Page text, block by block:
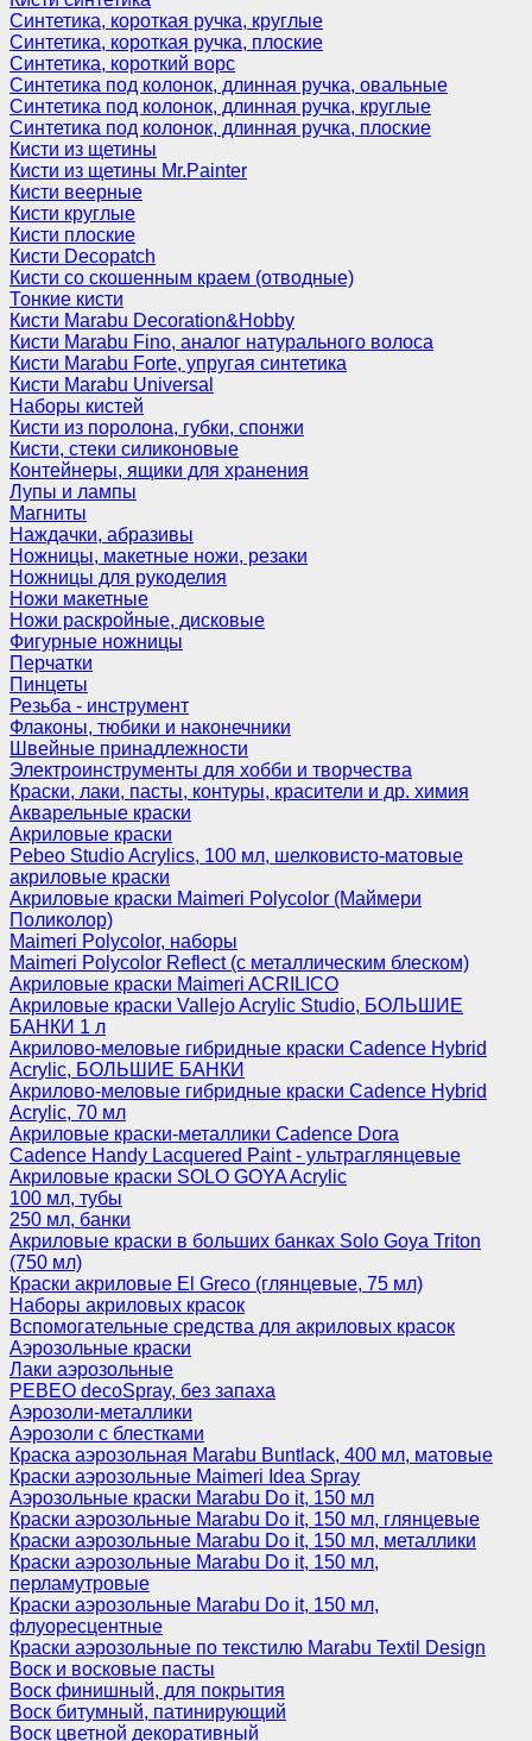
Синтетика, короткая ручка, круглые
Синтетика, короткая ручка, плоские
Синтетика, короткий ворс
Синтетика под колонок, длинная ручка, овальные
Синтетика под колонок, длинная ручка, круглые
Синтетика под колонок, длинная ручка, плоские
Кисти из щетины
Кисти из щетины Mr.Painter
Кисти веерные
Кисти круглые
Кисти плоские
Кисти Decopatch
Кисти со скошенным краем (отводные)
Тонкие кисти
Кисти Marabu Decoration&Hobby
Кисти Marabu Fino, аналог натурального волоса
Кисти Marabu Forte, упругая синтетика
Кисти Marabu Universal
Наборы кистей
Кисти из поролона, губки, спонжи
Кисти, стеки силиконовые
Контейнеры, ящики для хранения
Лупы и лампы
Магниты
Наждачки, абразивы
Ножницы, макетные ножи, резаки
Ножницы для рукоделия
Ножи макетные
Ножи раскройные, дисковые
Фигурные ножницы
Перчатки
Пинцеты
Резьба - инструмент
Флаконы, тюбики и наконечники
Швейные принадлежности
Электроинструменты для хобби и творчества
Краски, лаки, пасты, контуры, красители и др. химия
Акварельные краски
Акриловые краски
Pebeo Studio Acrylics, 100 мл, шелковисто-матовые
акриловые краски
Акриловые краски Maimeri Polycolor (Маймери
Поликолор)
Maimeri Polycolor, наборы
Maimeri Polycolor Reflect (с металлическим блеском)
Акриловые краски Maimeri ACRILICO
Акриловые краски Vallejo Acrylic Studio, БОЛЬШИЕ
БАНКИ 1 л
Акрилово-меловые гибридные краски Cadence Hybrid
Acrylic, БОЛЬШИЕ БАНКИ
Акрилово-меловые гибридные краски Cadence Hybrid
Acrylic, 70 мл
Акриловые краски-металлики Cadence Dora
Cadence Handy Lacquered Paint - ультраглянцевые
Акриловые краски SOLO GOYA Acrylic
100 мл, тубы
250 мл, банки
Акриловые краски в больших банках Solo Goya Triton
(750 мл)
Краски акриловые El Greco (глянцевые, 75 мл)
Наборы акриловых красок
Вспомогательные средства для акриловых красок
Аэрозольные краски
Лаки аэрозольные
PEBEO decoSpray, без запаха
Аэрозоли-металлики
Аэрозоли с блестками
Краска аэрозольная Marabu Buntlack, 400 мл, матовые
Краски аэрозольные Maimeri Idea Spray
Аэрозольные краски Marabu Do it, 150 мл
Краски аэрозольные Marabu Do it, 150 мл, глянцевые
Краски аэрозольные Marabu Do it, 150 мл, металлики
Краски аэрозольные Marabu Do it, 150 мл,
перламутровые
Краски аэрозольные Marabu Do it, 150 мл,
флуоресцентные
Краски аэрозольные по текстилю Marabu Textil Design
Воск и восковые пасты
Воск финишный, для покрытия
Воск битумный, патинирующий
Воск цветной декоративный